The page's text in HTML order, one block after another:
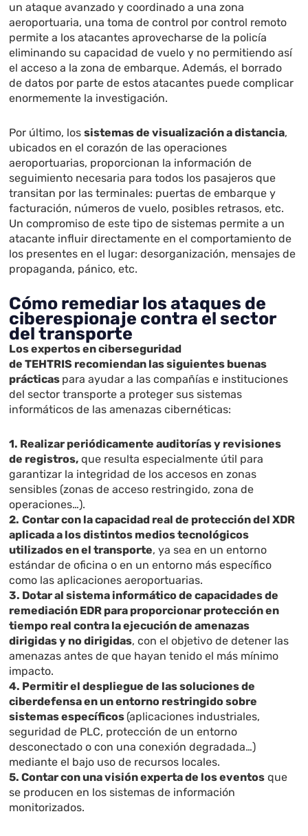
un ataque avanzado y coordinado a una zona
aeroportuaria, una toma de control por control remoto
permite a los atacantes aprovecharse de la policía
eliminando su capacidad de vuelo y no permitiendo así
el acceso a la zona de embarque. Además, el borrado
de datos por parte de estos atacantes puede complicar
enormemente la investigación.
Por último, lossistemas de visualización a distancia,
ubicados en el corazón de las operaciones
aeroportuarias, proporcionan la información de
seguimiento necesaria para todos los pasajeros que
transitan por las terminales: puertas de embarque y
facturación, números de vuelo, posibles retrasos, etc.
Un compromiso de este tipo de sistemas permite a un
atacante influir directamente en el comportamiento de
los presentes en el lugar: desorganización, mensajes de
propaganda, pánico, etc.
Cómo remediar los ataques de
ciberespionaje contra el sector
del transporte
Los expertos en ciberseguridad
de TEHTRIS recomiendan las siguientes buenas
prácticas para ayudar a las compañías e instituciones
del sector transporte a proteger sus sistemas
informáticos de las amenazas cibernéticas:
1. Realizar periódicamente auditorías y revisiones
de registros, que resulta especialmente útil para
garantizar la integridad de los accesos en zonas
sensibles (zonas de acceso restringido, zona de
operaciones…).
2. Contar con la capacidad real de protección del XDR
aplicada a los distintos medios tecnológicos
utilizados en el transporte, ya sea en un entorno
estándar de oficina o en un entorno más específico
como las aplicaciones aeroportuarias.
3. Dotar al sistema informático de capacidades de
remediación EDR para proporcionar protección en
tiempo real contra la ejecución de amenazas
dirigidas y no dirigidas, con el objetivo de detener las
amenazas antes de que hayan tenido el más mínimo
impacto.
4. Permitir el despliegue de las soluciones de
ciberdefensa en un entorno restringido sobre
sistemas específicos (aplicaciones industriales,
seguridad de PLC, protección de un entorno
desconectado o con una conexión degradada…)
mediante el bajo uso de recursos locales.
5. Contar con una visión experta de los eventos que
se producen en los sistemas de información
monitorizados.